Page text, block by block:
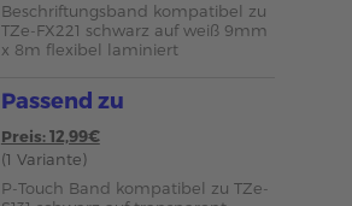
Beschriftungsband kompatibel zu
TZe-FX221 schwarz auf weiß 9mm
x 8m flexibel laminiert
Passend zu
Preis: 12,99€
(1 Variante)
P-Touch Band kompatibel zu TZe-